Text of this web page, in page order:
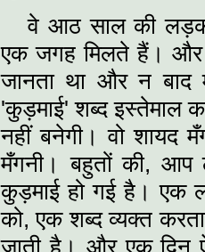
वे आठ साल की
एक जगह मिलते हैं। और
जानता था और न
'कुड़माई' शब्‍द इस्‍तेमाल
नहीं बनेगी। वो शायद
मँगनी। बहुतों की, आप
कुड़माई हो गई है। एक
को, एक शब्‍द व्‍यक्‍त
जाती है। और एक दिन